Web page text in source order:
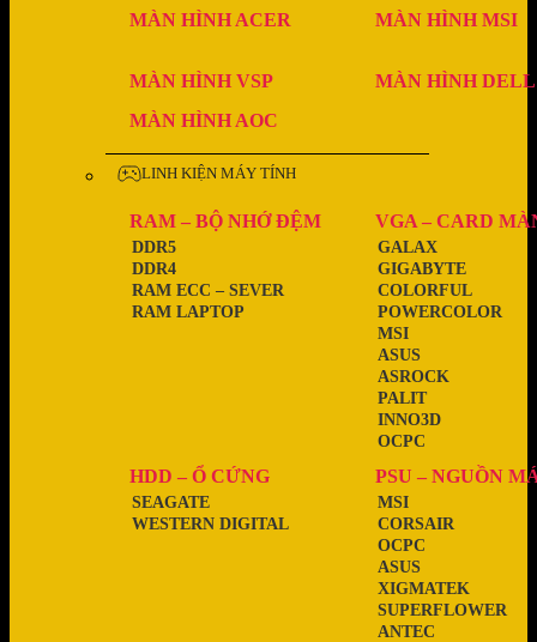
MÀN HÌNH ACER MÀN HÌNH MSI
MÀN HÌNH VSP
MÀN HÌNH DELL
MÀN HÌNH AOC
LINH KIỆN MÁY TÍNH
RAM – BỘ NHỚ ĐỆM
RAM LAPTOP
RAM ECC – SEVER
DDR4
DDR5
VGA – CARD
OCPC
INNO3D
PALIT
ASROCK
ASUS
MSI
POWERCOLOR
COLORFUL
GIGABYTE
GALAX
HDD – Ổ CỨNG
WESTERN DIGITAL
SEAGATE
PSU – NGUỒN
ANTEC
SUPERFLOWER
XIGMATEK
ASUS
OCPC
CORSAIR
MSI